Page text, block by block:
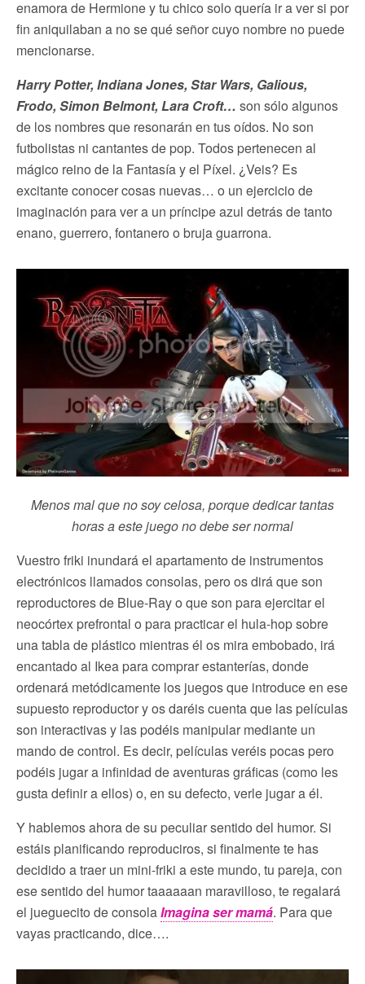
enamora de Hermione y tu chico solo quería ir a ver si por
fin aniquilaban a no se qué señor cuyo nombre no puede
mencionarse.
Harry Potter, Indiana Jones, Star Wars, Galious,
Frodo, Simon Belmont, Lara Croft… son sólo algunos
de los nombres que resonarán en tus oídos. No son
futbolistas ni cantantes de pop. Todos pertenecen al
mágico reino de la Fantasía y el Píxel. ¿Veis? Es
excitante conocer cosas nuevas… o un ejercicio de
imaginación para ver a un príncipe azul detrás de tanto
enano, guerrero, fontanero o bruja guarrona.
Menos mal que no soy celosa, porque dedicar tantas
horas a este juego no debe ser normal
Vuestro friki inundará el apartamento de instrumentos
electrónicos llamados consolas, pero os dirá que son
reproductores de Blue-Ray o que son para ejercitar el
neocórtex prefrontal o para practicar el hula-hop sobre
una tabla de plástico mientras él os mira embobado, irá
encantado al Ikea para comprar estanterías, donde
ordenará metódicamente los juegos que introduce en ese
supuesto reproductor y os daréis cuenta que las películas
son interactivas y las podéis manipular mediante un
mando de control. Es decir, películas veréis pocas pero
podéis jugar a infinidad de aventuras gráficas (como les
gusta definir a ellos) o, en su defecto, verle jugar a él.
Y hablemos ahora de su peculiar sentido del humor. Si
estáis planificando reproduciros, si finalmente te has
decidido a traer un mini-friki a este mundo, tu pareja, con
ese sentido del humor taaaaaan maravilloso, te regalará
el jueguecito de consolaImagina ser mamá. Para que
vayas practicando, dice….